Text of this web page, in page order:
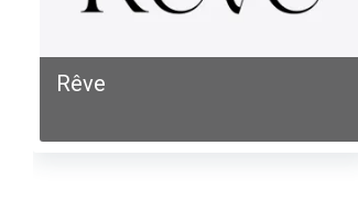
Rêve